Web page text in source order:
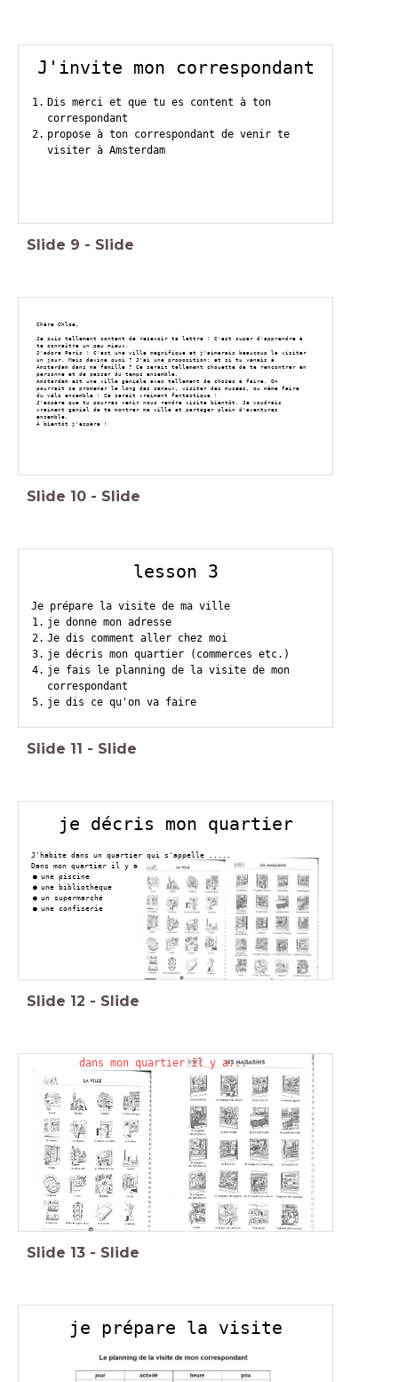
J'invite mon correspondant
Dis merci et que tu es content à ton
correspondant
propose à ton correspondant de venir te
visiter à Amsterdam
Slide 9 - Slide
Chère Chloé,
Je suis tellement content de recevoir ta lettre ! C'est super d'apprendre à
te connaître un peu mieux.
J'adore Paris ! C'est une ville magnifique et j'aimerais beaucoup la visiter
un jour. Mais devine quoi ? J'ai une proposition: et si tu venais à
Amsterdam dans ma famille ? Ce serait tellement chouette de te rencontrer en
personne et de passer du temps ensemble.
Amsterdam est une ville géniale avec tellement de choses à faire. On
pourrait se promener le long des canaux, visiter des musées, ou même faire
du vélo ensemble ! Ce serait vraiment fantastique !
J'espère que tu pourras venir nous rendre visite bientôt. Je voudrais
vraiment génial de te montrer ma ville et partager plein d'aventures
ensemble.
À bientôt j'espère !
Slide 10 - Slide
lesson 3
Je prépare la visite de ma ville
je donne mon adresse
Je dis comment aller chez moi
je décris mon quartier (commerces etc.)
je fais le planning de la visite de mon
correspondant
je dis ce qu'on va faire
Slide 11 - Slide
je décris mon quartier
J'habite dans un quartier qui s'appelle .....
Dans mon quartier il y a
une piscine
une bibliothèque
un supermarché
une confiserie
Slide 12 - Slide
dans mon quartier il y a...
Slide 13 - Slide
je prépare la visite